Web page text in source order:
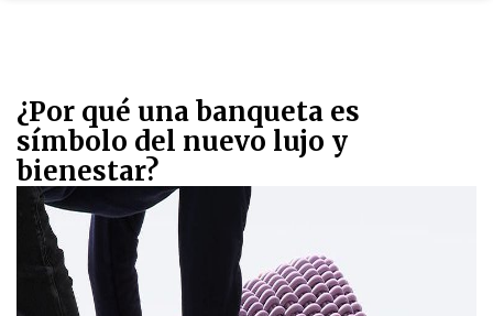
¿Por qué una banqueta es
símbolo del nuevo lujo y
bienestar?